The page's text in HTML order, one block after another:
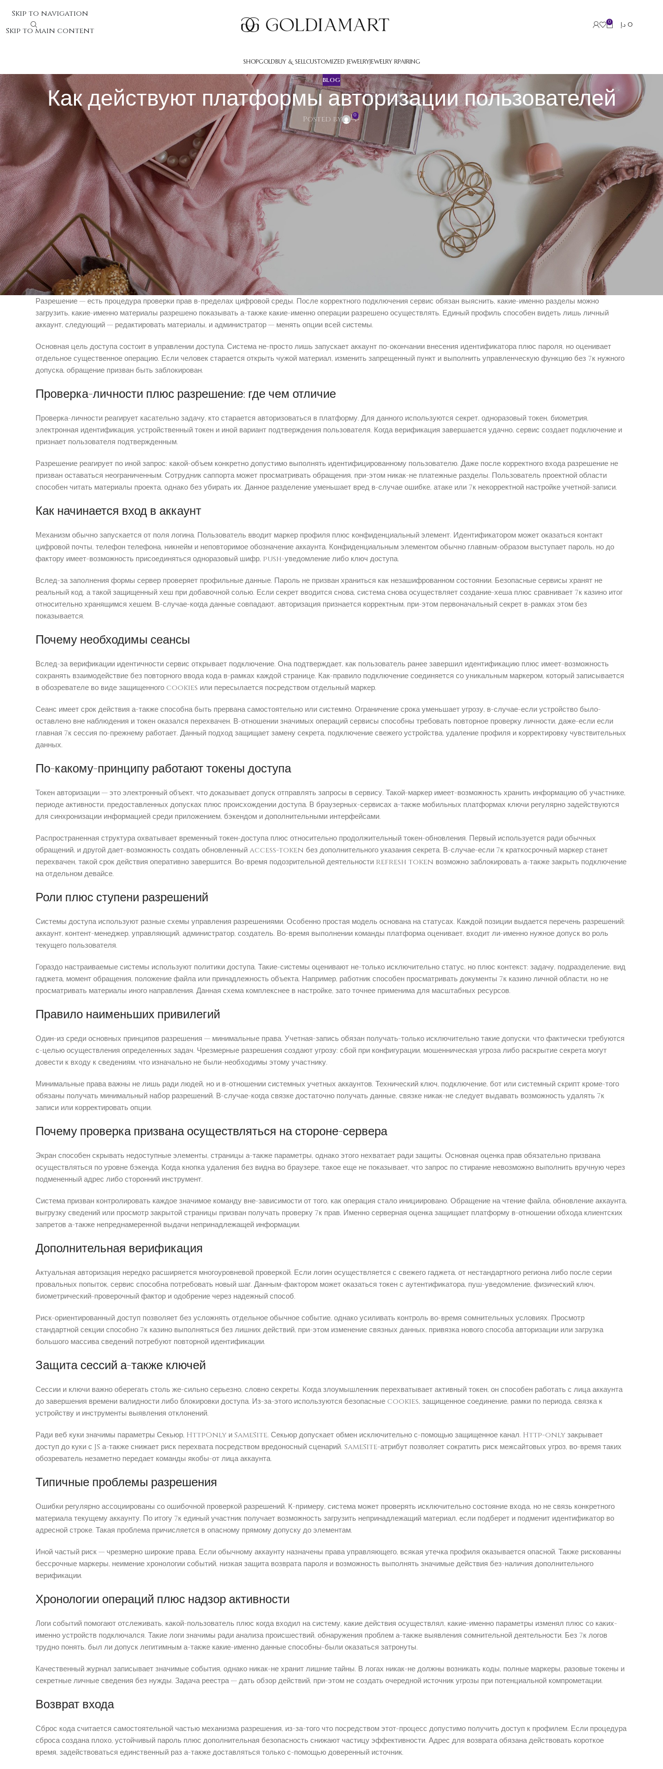
Skip to navigation
Skip to main content
0 0 د.إ
SHOPGOLDBUY & SELLCUSTOMIZED JEWELRYJEWELRY RPAIRING
BLOG
Как действуют платформы авторизации пользователей
Posted by 0
Как действуют платформы авторизации пользователей
Системы авторизации участников расположены среди основе большинства электронных сервисов. Они устанавливают, какие функции доступны человеку по-окончании
входа на аккаунт: открытие личных сведений, корректировка настроек, операции над файлами, подключение гаджетов и администрирование служебными секциями. Без
авторизации система без сумела бы-реально безопасно распределять права для рядовыми пользователями, редакторами, управляющими а-также техническими
сервисами.
Авторизацию нередко путают со аутентификацией, хотя это отдельные уровни управления доступом. Первоначально платформа проверяет идентичность пользователя, а
после-этого выявляет допустимые функции. В технических источниках, включая
, часто акцентируется, как безопасная модель разрешений обязана принимать-
во-внимание не исключительно секрет, а-также плюс сессии, маркеры, позиции, категории прав, статус устройства а-также 7к казино маркеры аномальной поведенческой-
активности.
Что-именно представляет доступ
Разрешение — есть процедура проверки прав в-пределах цифровой среды. После корректного подключения сервис обязан выяснить, какие-именно разделы можно
загрузить, какие-именно материалы разрешено показывать а-также какие-именно операции разрешено осуществлять. Единый профиль способен видеть лишь личный
аккаунт, следующий — редактировать материалы, и администратор — менять опции всей системы.
Основная цель доступа состоит в управлении доступа. Система не-просто лишь запускает аккаунт по-окончании внесения идентификатора плюс пароля, но оценивает
отдельное существенное операцию. Если человек старается открыть чужой материал, изменить запрещенный пункт и выполнить управленческую функцию без 7к нужного
допуска, обращение призван быть заблокирован.
Проверка-личности плюс разрешение: где чем отличие
Проверка-личности реагирует касательно задачу, кто старается авторизоваться в платформу. Для данного используются секрет, одноразовый токен, биометрия,
электронная идентификация, устройственный токен и иной вариант подтверждения пользователя. Когда верификация завершается удачно, сервис создает подключение и
признает пользователя подтвержденным.
Разрешение реагирует по иной запрос: какой-объем конкретно допустимо выполнять идентифицированному пользователю. Даже после корректного входа разрешение не
призван оставаться неограниченным. Сотрудник саппорта может просматривать обращения, при-этом никак-не платежные разделы. Пользователь проектной области
способен читать материалы проекта, однако без убирать их. Данное разделение уменьшает вред в-случае ошибке, атаке или 7к некорректной настройке учетной-записи.
Как начинается вход в аккаунт
Механизм обычно запускается от поля логина. Пользователь вводит маркер профиля плюс конфиденциальный элемент. Идентификатором может оказаться контакт
цифровой почты, телефон телефона, никнейм и неповторимое обозначение аккаунта. Конфиденциальным элементом обычно главным-образом выступает пароль, но до
фактору имеет-возможность присоединяться одноразовый шифр, push-уведомление либо ключ доступа.
Вслед-за заполнения формы сервер проверяет профильные данные. Пароль не призван храниться как незашифрованном состоянии. Безопасные сервисы хранят не
реальный код, а такой защищенный хеш при добавочной солью. Если секрет вводится снова, система снова осуществляет создание-хеша плюс сравнивает 7к казино итог
относительно хранящимся хешем. В-случае-когда данные совпадают, авторизация признается корректным, при-этом первоначальный секрет в-рамках этом без
показывается.
Почему необходимы сеансы
Вслед-за верификации идентичности сервис открывает подключение. Она подтверждает, как пользователь ранее завершил идентификацию плюс имеет-возможность
сохранять взаимодействие без повторного ввода кода в-рамках каждой странице. Как-правило подключение соединяется со уникальным маркером, который записывается
в обозревателе во виде защищенного cookies или пересылается посредством отдельный маркер.
Сеанс имеет срок действия а-также способна быть прервана самостоятельно или системно. Ограничение срока уменьшает угрозу, в-случае-если устройство было-
оставлено вне наблюдения и токен оказался перехвачен. В-отношении значимых операций сервисы способны требовать повторное проверку личности, даже-если если
главная 7к сессия по-прежнему работает. Данный подход защищает замену секрета, подключение свежего устройства, удаление профиля и корректировку чувствительных
данных.
По-какому-принципу работают токены доступа
Токен авторизации — это электронный объект, что доказывает допуск отправлять запросы в сервису. Такой-маркер имеет-возможность хранить информацию об участнике,
периоде активности, предоставленных допусках плюс происхождении доступа. В браузерных-сервисах а-также мобильных платформах ключи регулярно задействуются
для синхронизации информацией среди приложением, бэкендом и дополнительными интерфейсами.
Распространенная структура охватывает временный токен-доступа плюс относительно продолжительный токен-обновления. Первый используется ради обычных
обращений, и другой дает-возможность создать обновленный access-token без дополнительного указания секрета. В-случае-если 7к краткосрочный маркер станет
перехвачен, такой срок действия оперативно завершится. Во-время подозрительной деятельности refresh token возможно заблокировать а-также закрыть подключение
на отдельном девайсе.
Роли плюс ступени разрешений
Системы доступа используют разные схемы управления разрешениями. Особенно простая модель основана на статусах. Каждой позиции выдается перечень разрешений:
аккаунт, контент-менеджер, управляющий, администратор, создатель. Во-время выполнении команды платформа оценивает, входит ли-именно нужное допуск во роль
текущего пользователя.
Гораздо настраиваемые системы используют политики доступа. Такие-системы оценивают не-только исключительно статус, но плюс контекст: задачу, подразделение, вид
гаджета, момент обращения, положение файла или принадлежность объекта. Например, работник способен просматривать документы 7к казино личной области, но не
просматривать материалы иного направления. Данная схема комплекснее в настройке, зато точнее применима для масштабных ресурсов.
Правило наименьших привилегий
Один-из среди основных принципов разрешения — минимальные права. Учетная-запись обязан получать-только исключительно такие допуски, что фактически требуются
с-целью осуществления определенных задач. Чрезмерные разрешения создают угрозу: сбой при конфигурации, мошенническая угроза либо раскрытие секрета могут
довести к входу к сведениям, что изначально не были-необходимы этому участнику.
Минимальные права важны не лишь ради людей, но и в-отношении системных учетных аккаунтов. Технический ключ, подключение, бот или системный скрипт кроме-того
обязаны получать минимальный набор разрешений. В-случае-когда связке достаточно получать данные, связке никак-не следует выдавать возможность удалять 7к
записи или корректировать опции.
Почему проверка призвана осуществляться на стороне-сервера
Экран способен скрывать недоступные элементы, страницы а-также параметры, однако этого нехватает ради защиты. Основная оценка прав обязательно призвана
осуществляться по уровне бэкенда. Когда кнопка удаления без видна во браузере, такое еще не показывает, что запрос по стирание невозможно выполнить вручную через
подмененный адрес либо сторонний инструмент.
Система призван контролировать каждое значимое команду вне-зависимости от того, как операция стало инициировано. Обращение на чтение файла, обновление аккаунта,
выгрузку сведений или просмотр закрытой страницы призван получать проверку 7к прав. Именно серверная оценка защищает платформу в-отношении обхода клиентских
запретов а-также непреднамеренной выдачи непринадлежащей информации.
Дополнительная верификация
Актуальная авторизация нередко расширяется многоуровневой проверкой. Если логин осуществляется с свежего гаджета, от нестандартного региона либо после серии
провальных попыток, сервис способна потребовать новый шаг. Данным-фактором может оказаться токен с аутентификатора, пуш-уведомление, физический ключ,
биометрический-проверочный фактор и одобрение через надежный способ.
Риск-ориентированный доступ позволяет без усложнять отдельное обычное событие, однако усиливать контроль во-время сомнительных условиях. Просмотр
стандартной секции способно 7к казино выполняться без лишних действий, при-этом изменение связных данных, привязка нового способа авторизации или загрузка
большого массива сведений потребуют повторной идентификации.
Защита сессий а-также ключей
Сессии и ключи важно оберегать столь же-сильно серьезно, словно секреты. Когда злоумышленник перехватывает активный токен, он способен работать с лица аккаунта
до завершения времени валидности либо блокировки доступа. Из-за-этого используются безопасные cookies, защищенное соединение, рамки по периода, связка к
устройству и инструменты выявления отклонений.
Ради веб куки значимы параметры Секьюр, HttpOnly и SameSite. Секьюр допускает обмен исключительно с-помощью защищенное канал. Http-only закрывает
доступ до куки с JS а-также снижает риск перехвата посредством вредоносный сценарий. SameSite-атрибут позволяет сократить риск межсайтовых угроз, во-время таких
обозреватель незаметно передает команды якобы-от лица аккаунта.
Типичные проблемы разрешения
Ошибки регулярно ассоциированы со ошибочной проверкой разрешений. К-примеру, система может проверять исключительно состояние входа, но не связь конкретного
материала текущему аккаунту. По итогу 7к единый участник получает возможность загрузить непринадлежащий материал, если подберет и подменит идентификатор во
адресной строке. Такая проблема причисляется в опасному прямому допуску до элементам.
Иной частый риск — чрезмерно широкие права. Если обычному аккаунту назначены права управляющего, всякая утечка профиля оказывается опасной. Также рискованны
бессрочные маркеры, неимение хронологии событий, низкая защита возврата пароля и возможность выполнять значимые действия без-наличия дополнительного
верификации.
Хронологии операций плюс надзор активности
Логи событий помогают отслеживать, какой-пользователь плюс когда входил на систему, какие действия осуществлял, какие-именно параметры изменял плюс со каких-
именно устройств подключался. Такие логи значимы ради анализа происшествий, обнаружения проблем а-также выявления сомнительной деятельности. Без 7к логов
трудно понять, был ли допуск легитимным а-также какие-именно данные способны-были оказаться затронуты.
Качественный журнал записывает значимые события, однако никак-не хранит лишние тайны. В логах никак-не должны возникать коды, полные маркеры, разовые токены и
секретные личные сведения без нужды. Задача реестра — дать обзор действий, при-этом не создать очередной источник угрозы при потенциальной компрометации.
Возврат входа
Сброс кода считается самостоятельной частью механизма разрешения, из-за-того что посредством этот-процесс допустимо получить доступ к профилем. Если процедура
сброса создана плохо, устойчивый пароль плюс дополнительная безопасность снижают частицу эффективности. Адрес для возврата обязана действовать короткое
время, задействоваться единственный раз а-также доставляться только с-помощью доверенный источник.